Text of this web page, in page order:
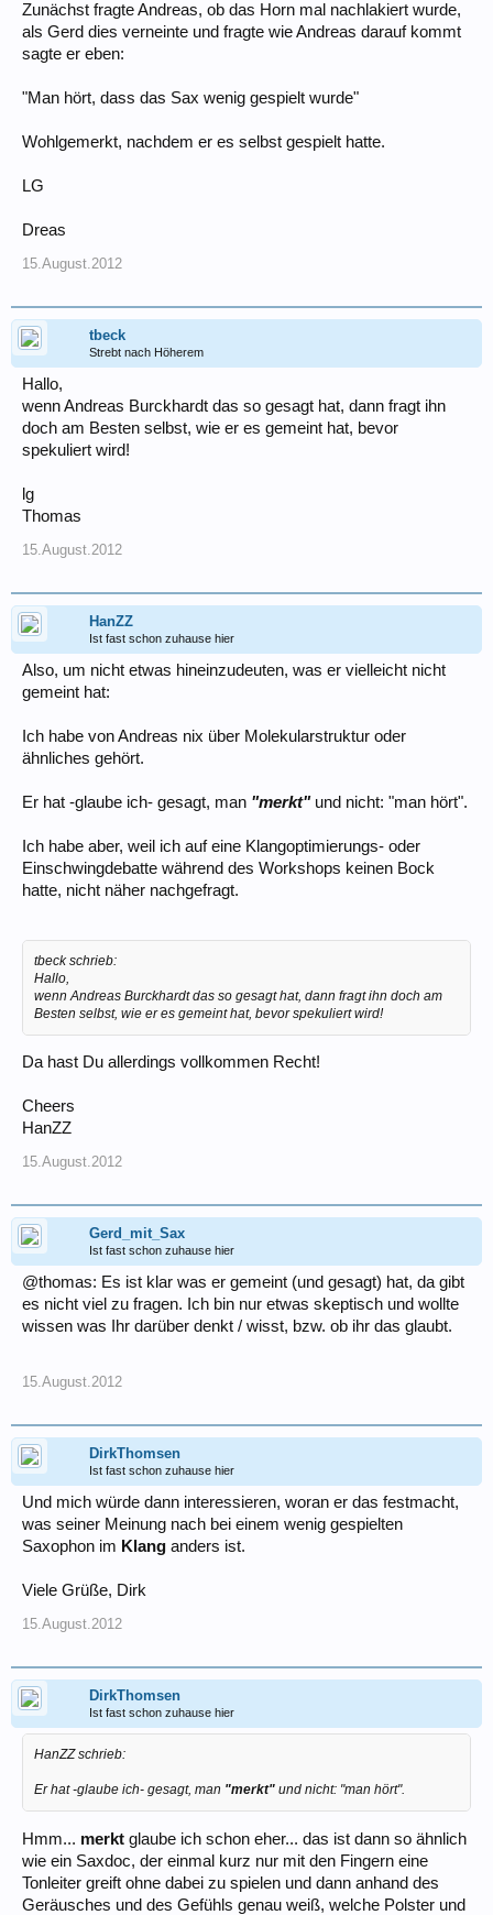
Zunächst fragte Andreas, ob das Horn mal nachlakiert wurde,
als Gerd dies verneinte und fragte wie Andreas darauf kommt
sagte er eben:
"Man hört, dass das Sax wenig gespielt wurde"
Wohlgemerkt, nachdem er es selbst gespielt hatte.
LG
Dreas
15.August.2012
tbeck
Strebt nach Höherem
Hallo,
wenn Andreas Burckhardt das so gesagt hat, dann fragt ihn
doch am Besten selbst, wie er es gemeint hat, bevor
spekuliert wird!
lg
Thomas
15.August.2012
HanZZ
Ist fast schon zuhause hier
Also, um nicht etwas hineinzudeuten, was er vielleicht nicht
gemeint hat:
Ich habe von Andreas nix über Molekularstruktur oder
ähnliches gehört.
Er hat -glaube ich- gesagt, man "merkt"und nicht: "man hört".
Ich habe aber, weil ich auf eine Klangoptimierungs- oder
Einschwingdebatte während des Workshops keinen Bock
hatte, nicht näher nachgefragt.
tbeck schrieb:
Hallo,
wenn Andreas Burckhardt das so gesagt hat, dann fragt ihn doch am
Besten selbst, wie er es gemeint hat, bevor spekuliert wird!
Da hast Du allerdings vollkommen Recht!
Cheers
HanZZ
15.August.2012
Gerd_mit_Sax
Ist fast schon zuhause hier
@thomas: Es ist klar was er gemeint (und gesagt) hat, da gibt
es nicht viel zu fragen. Ich bin nur etwas skeptisch und wollte
wissen was Ihr darüber denkt / wisst, bzw. ob ihr das glaubt.
15.August.2012
DirkThomsen
Ist fast schon zuhause hier
Und mich würde dann interessieren, woran er das festmacht,
was seiner Meinung nach bei einem wenig gespielten
Saxophon im Klang anders ist.
Viele Grüße, Dirk
15.August.2012
DirkThomsen
Ist fast schon zuhause hier
HanZZ schrieb:
Er hat -glaube ich- gesagt, man "merkt" und nicht: "man hört".
Hmm... merkt glaube ich schon eher... das ist dann so ähnlich
wie ein Saxdoc, der einmal kurz nur mit den Fingern eine
Tonleiter greift ohne dabei zu spielen und dann anhand des
Geräusches und des Gefühls genau weiß, welche Polster und